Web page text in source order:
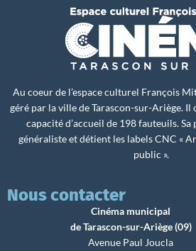
Au coeur de l’espace culturel François
géré par la ville de Tarascon-sur-Ariège. Il
capacité d’accueil de 198 fauteuils.
généraliste et détient les labels CNC «
public ».
Nous contacter
Cinéma municipal
de Tarascon-sur-Ariège (09)
Avenue Paul Joucla